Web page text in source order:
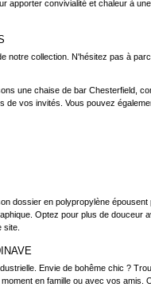
convivialité et chaleur à
collection. N'hésitez pas à
une chaise de bar Chesterfield,
de vos invités. Vous pouvez
dossier en polypropylène
Optez pour plus de douceur
site.
Envie de bohême chic ?
en famille ou avec vos